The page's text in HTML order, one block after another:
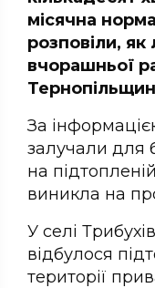
місячна
розповіли, як
вчорашньої
За
залучали для
на
виникла на
У селі
відбулося
території